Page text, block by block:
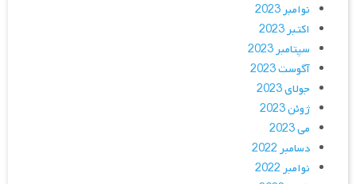
نوامبر 2023
اکتبر 2023
سپتامبر 2023
آگوست 2023
جولای 2023
ژوئن 2023
می 2023
دسامبر 2022
نوامبر 2022